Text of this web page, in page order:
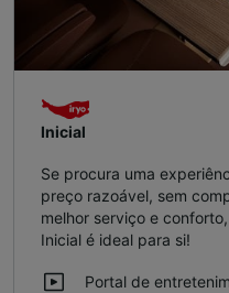
Inicial
Se procura uma
preço razoável, sem
melhor serviço e
Inicial é ideal para si!
Portal de